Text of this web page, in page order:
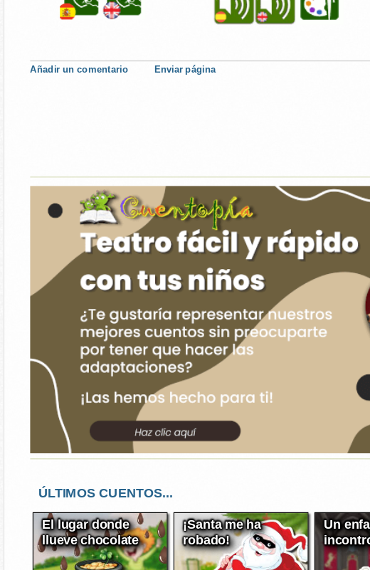
Añadir un comentario Enviar página
ÚLTIMOS CUENTOS...
El lugar donde
llueve chocolate
¡Santa me ha
robado!
Un